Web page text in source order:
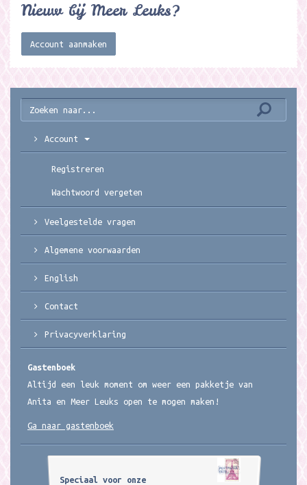
Nieuw bij Meer Leuks?
Account aanmaken
Account
Registreren
Wachtwoord vergeten
Veelgestelde vragen
Algemene voorwaarden
English
Contact
Privacyverklaring
Gastenboek
Altijd een leuk moment om weer een pakketje van
Anita en Meer Leuks open te mogen maken!
Ga naar gastenboek
Speciaal voor onze